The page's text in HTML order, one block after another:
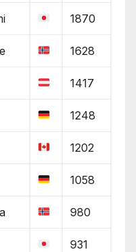
1870
1628
1417
1248
1202
1058
980
931